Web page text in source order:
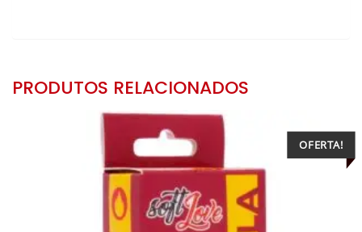
PRODUTOS RELACIONADOS
OFERTA!